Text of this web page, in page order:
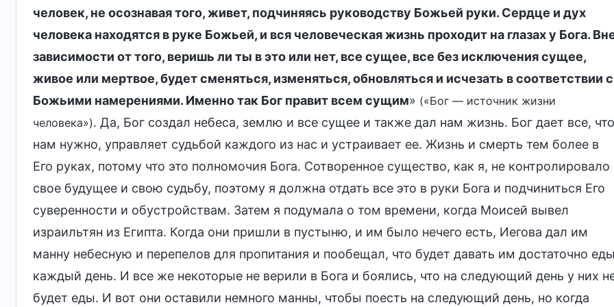
человек, не осознавая того, живет, подчиняясь руководству Божьей руки. Сердце и дух
человека находятся в руке Божьей, и вся человеческая жизнь проходит на глазах у Бога.
зависимости от того, веришь ли ты в это или нет, все сущее, все без исключения сущее,
живое или мертвое, будет сменяться, изменяться, обновляться и исчезать в соответствии с
Божьими намерениями. Именно так Бог правит всем сущим» («Бог — источник жизни
человека»). Да, Бог создал небеса, землю и все сущее и также дал нам жизнь. Бог дает все, что
нам нужно, управляет судьбой каждого из нас и устраивает ее. Жизнь и смерть тем более в
Его руках, потому что это полномочия Бога. Сотворенное существо, как я, не контролировало
свое будущее и свою судьбу, поэтому я должна отдать все это в руки Бога и подчиниться Его
суверенности и обустройствам. Затем я подумала о том времени, когда Моисей вывел
израильтян из Египта. Когда они пришли в пустыню, и им было нечего есть, Иегова дал им
манну небесную и перепелов для пропитания и пообещал, что будет давать им достаточно еды
каждый день. И все же некоторые не верили в Бога и боялись, что на следующий день у них
будет еды. И вот они оставили немного манны, чтобы поесть на следующий день, но когда